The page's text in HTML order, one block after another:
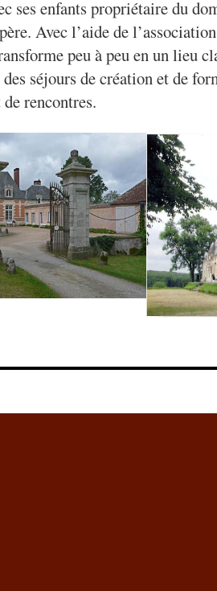
ses enfants propriétaire du
Avec l’aide de
peu à peu en un lieu
séjours de création et de
rencontres.